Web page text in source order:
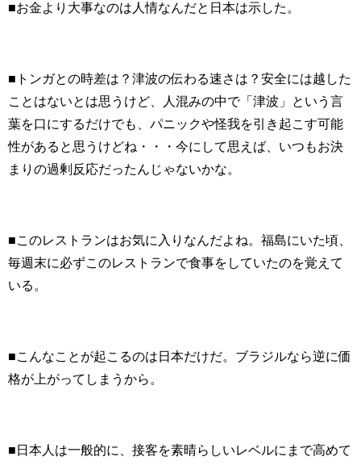
■お金より大事なのは人情なんだと日本は示した。
■トンガとの時差は？津波の伝わる速さは？安全には越した
ことはないとは思うけど、人混みの中で「津波」という言
葉を口にするだけでも、パニックや怪我を引き起こす可能
性があると思うけどね・・・今にして思えば、いつもお決
まりの過剰反応だったんじゃないかな。
■このレストランはお気に入りなんだよね。福島にいた頃、
毎週末に必ずこのレストランで食事をしていたのを覚えて
いる。
■こんなことが起こるのは日本だけだ。ブラジルなら逆に価
格が上がってしまうから。
■日本人は一般的に、接客を素晴らしいレベルにまで高めて